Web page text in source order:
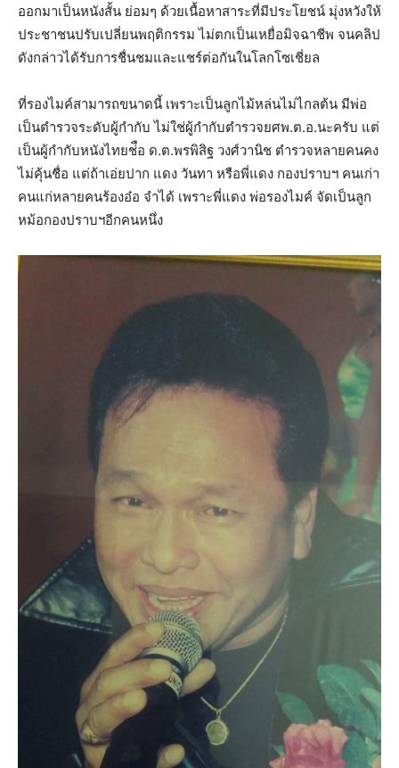
ออกมาเป็นหนังสั้น ย่อมๆ ด้วยเนื้อหาสาระที่มีประโยชน์ มุ่งหวังให้
ประชาชนปรับเปลี่ยนพฤติกรรม ไม่ตกเป็นเหยื่อมิจฉาชีพ จนคลิป
ดังกล่าวได้รับการชื่นชมและแชร์ต่อกันในโลกโซเชี่ยล
ที่รองไมค์สามารถขนาดนี้ เพราะเป็นลูกไม้หล่นไม่ไกลต้น มีพ่อ
เป็นตำรวจระดับผู้กำกับ ไม่ใช่ผู้กำกับตำรวจยศพ.ต.อ.นะครับ แต่
เป็นผู้กำกับหนังไทยช่ือ ด.ต.พรพิสิฐ วงศ์วานิช ตำรวจหลายคนคง
ไม่คุ้นชื่อ แต่ถ้าเอ่ยปาก แดง วันทา หรือพี่แดง กองปราบฯ คนเก่า
คนแก่หลายคนร้องอ๋อ จำได้ เพราะพี่แดง พ่อรองไมค์ จัดเป็นลูก
หม้อกองปราบฯอีกคนหนึ่ง